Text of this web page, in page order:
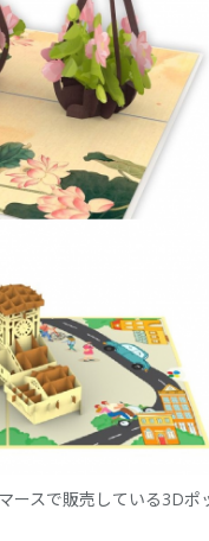
ースで販売している3D